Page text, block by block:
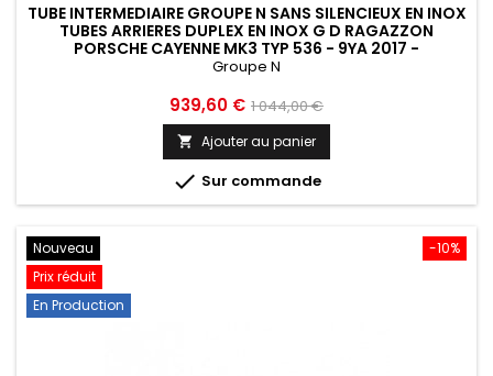
TUBE INTERMEDIAIRE GROUPE N SANS SILENCIEUX EN INOX
TUBES ARRIERES DUPLEX EN INOX G D RAGAZZON
PORSCHE CAYENNE MK3 TYP 536 - 9YA 2017 -
50.0930.40
Groupe N
Prix
939,60 € Prix
de
base
1 044,00 €
 Ajouter au panier
 Sur commande
-10%
Nouveau
Prix réduit
En Production